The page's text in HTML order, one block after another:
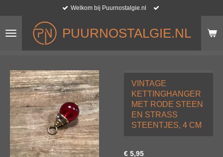
naar
hoofdinhoud
PUURNOSTALGIE.NL
Welkom bij Puurnostalgie.nl
VINTAGE
KETTINGHANGER
MET RODE STEEN
EN STRASS
STEENTJES, 4 CM
€ 5,95